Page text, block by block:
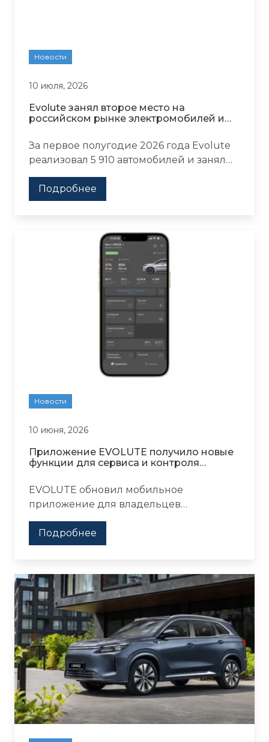
Новости
10 июля, 2026
Evolute занял второе место на
российском рынке электромобилей и
За первое полугодие 2026 года Evolute
реализовал 5 910 автомобилей и занял
второе место на российском рынке
моделей с электрическими и
гибридными силовыми установками.
Подробнее
Новости
10 июня, 2026
Приложение EVOLUTE получило новые
функции для сервиса и контроля
EVOLUTE обновил мобильное
приложение для владельцев
электромобилей и гибридов: теперь в
нём доступны история поездок, запись
на ТО и расширенные функции
удалённого контроля.
Подробнее